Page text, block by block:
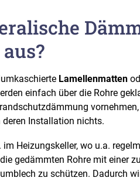
Lamellenmatten
einfach über die Rohre
Installation nichts.
Heizungskeller, wo u.a.
gedämmten Rohre mit einer
zu schützen. Dadurch